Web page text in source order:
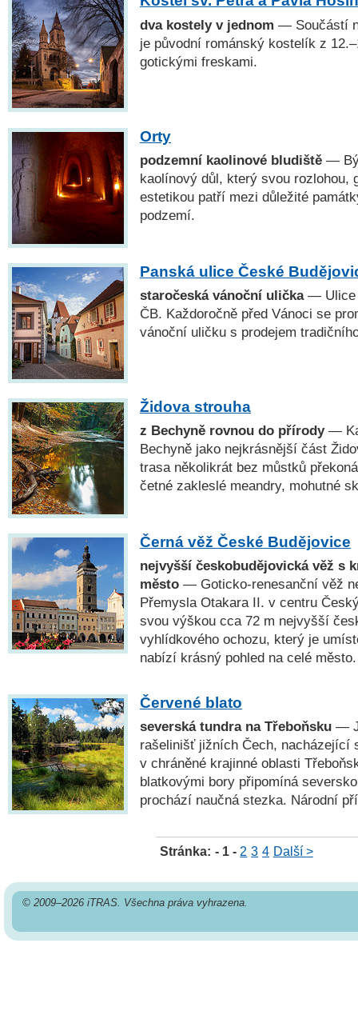
dva kostely v jednom — Součástí
je původní románský kostelík z
gotickými freskami.
Orty
podzemní kaolinové bludiště —
kaolínový důl, který svou rozlohou,
estetikou patří mezi důležité
podzemí.
Panská ulice České
staročeská vánoční ulička— Ulice
ČB. Každoročně před Vánoci se
vánoční uličku s prodejem
Židova strouha
z Bechyně rovnou do přírody—
Bechyně jako nejkrásnější část
trasa několikrát bez můstků
četné zakleslé meandry, mohutné
Černá věž České Budějovice
nejvyšší českobudějovická věž s
město — Goticko-renesanční věž
Přemysla Otakara II. v centru
svou výškou cca 72 m nejvyšší
vyhlídkového ochozu, který je
nabízí krásný pohled na celé město.
Červené blato
severská tundra na Třeboňsku —
rašelinišť jižních Čech, nacházející
v chráněné krajinné oblasti
blatkovými bory připomíná
prochází naučná stezka. Národní
Stránka: - 1 - 2 3 4 Další >
© 2009–2026 iTRAS. Všechna práva vyhrazena.